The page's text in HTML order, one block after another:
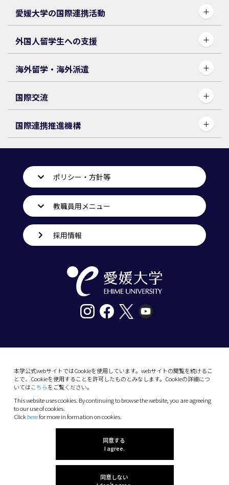
愛媛大学の国際連携活動
外国人留学生への支援
海外留学・海外派遣
国際交流
国際連携推進機構
本学公式webサイトではCookieを使用しています。webサイトの閲覧を続けるこ
とで、Cookieを使用することを許可したものとみなします。Cookieの詳細につ
いてはこちらをご覧ください。
This website uses cookies. By continuing to browse the website, you are agreeing
to our use of cookies.
Clickherefor more in formation on cookies.
同意する
I agree.
同意しない
ポリシー・方針等
教職員用メニュー
採用情報
10-13 Dogo-Himata, Matsuyama, Ehime 790-
Phone: +81 89-927-9000
(C) 2026 Ehime University.